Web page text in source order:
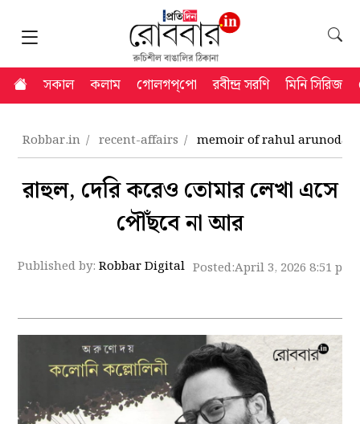
সকাল কলাম গোলগপ্‌পো রবীন্দ্র সরণি মিনি সিরিজ
Robbar.in recent-affairs memoir of rahul
রাহুল, দেরি করেও তোমার লেখা এসে
পৌঁছবে না আর
Published by:Robbar Digital Posted:April 3, 2026 8:51 pm